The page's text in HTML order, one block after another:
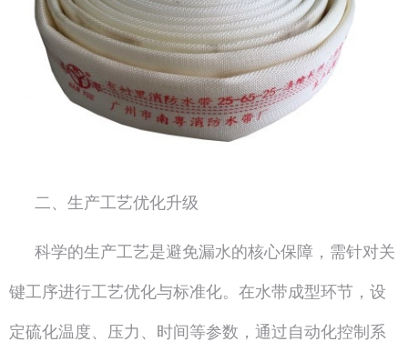
二、生产工艺优化升级
科学的生产工艺是避免漏水的核心保障，需针对关
键工序进行工艺优化与标准化。在水带成型环节，设
定硫化温度、压力、时间等参数，通过自动化控制系